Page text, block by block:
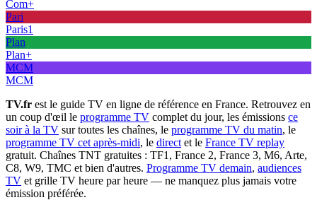
Com+
Pari
Paris1
Plan
Plan+
MCM
MCM
TV.fr est le guide TV en ligne de référence en France. Retrouvez en
un coup d'œil le programme TV complet du jour, les émissions ce
soir à la TV sur toutes les chaînes, le programme TV du matin, le
programme TV cet après-midi, le direct et le France TV replay
gratuit. Chaînes TNT gratuites : TF1, France 2, France 3, M6, Arte,
C8, W9, TMC et bien d'autres. Programme TV demain, audiences
TV et grille TV heure par heure — ne manquez plus jamais votre
émission préférée.